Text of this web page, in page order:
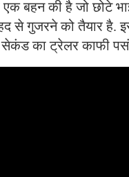
एक बहन की है जो छोटे
से गुजरने को तैयार है.
का ट्रेलर काफी